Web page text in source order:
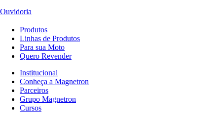
Ouvidoria
Produtos
Linhas de Produtos
Para sua Moto
Quero Revender
Institucional
Conheça a Magnetron
Parceiros
Grupo Magnetron
Cursos